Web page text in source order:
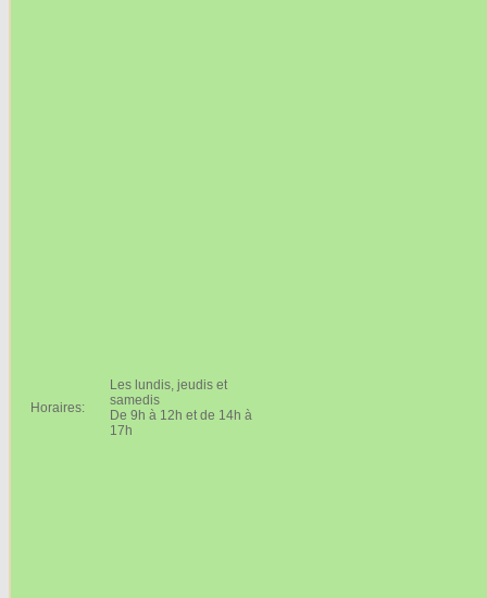
Horaires:
Les lundis, jeudis et
samedis
De 9h à 12h et de 14h à
17h